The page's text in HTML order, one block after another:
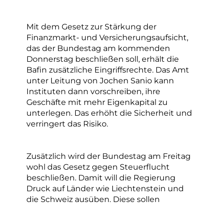
Mit dem Gesetz zur Stärkung der
Finanzmarkt- und Versicherungsaufsicht,
das der Bundestag am kommenden
Donnerstag beschließen soll, erhält die
Bafin zusätzliche Eingriffsrechte. Das Amt
unter Leitung von Jochen Sanio kann
Instituten dann vorschreiben, ihre
Geschäfte mit mehr Eigenkapital zu
unterlegen. Das erhöht die Sicherheit und
verringert das Risiko.
Zusätzlich wird der Bundestag am Freitag
wohl das Gesetz gegen Steuerflucht
beschließen. Damit will die Regierung
Druck auf Länder wie Liechtenstein und
die Schweiz ausüben. Diese sollen